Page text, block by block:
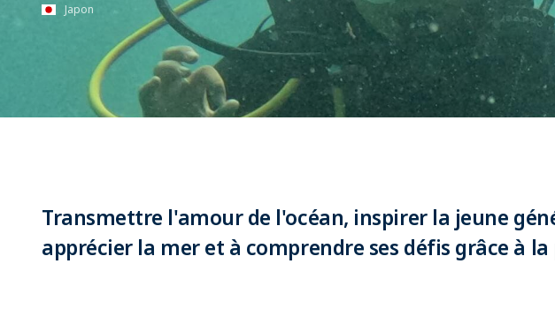
Japon
Transmettre l'amour de l'océan, inspirer la jeune
apprécier la mer et à comprendre ses défis grâce à la